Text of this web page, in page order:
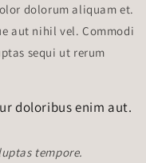
dolorum aliquam et.
aut nihil vel. Commodi
sequi ut rerum
doloribus enim aut.
tempore.